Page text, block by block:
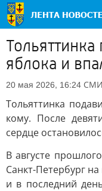
яблока и
20 мая 2026, 16:24 СМИ
Тольяттинка
кому. После
сердце
В августе
Санкт-Петербург
и в последний